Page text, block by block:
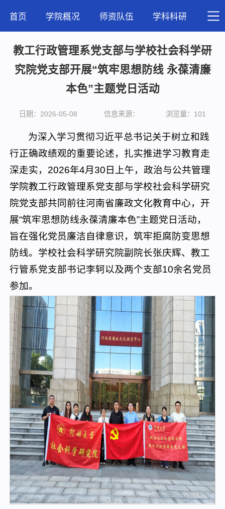
首页 学院概况 师资队伍 学科科研 人
教工行政管理系党支部与学校社会科学研
究院党支部开展“筑牢思想防线 永葆清廉
本色”主题党日活动
日期：2026-05-08 信息来源： 浏览量： 101
为深入学习贯彻习近平总书记关于树立和践
行正确政绩观的重要论述，扎实推进学习教育走
深走实，2026年4月30日上午，政治与公共管理
学院教工行政管理系党支部与学校社会科学研究
院党支部共同前往河南省廉政文化教育中心，开
展“筑牢思想防线永葆清廉本色”主题党日活动，
旨在强化党员廉洁自律意识，筑牢拒腐防变思想
防线。学校社会科学研究院副院长张庆辉、教工
行管系党支部书记李轲以及两个支部10余名党员
参加。